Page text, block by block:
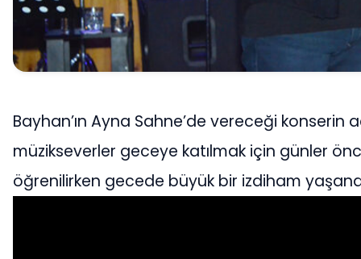
Bayhan’ın Ayna Sahne’de vereceği konserin
müzikseverler geceye katılmak için günler
öğrenilirken gecede büyük bir izdiham